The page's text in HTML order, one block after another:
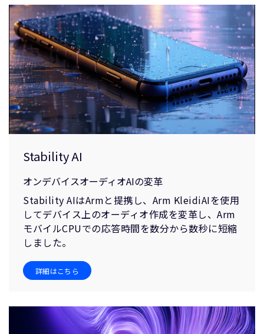
Stability AI
オンデバイスオーディオAIの変革
Stability AIはArmと提携し、Arm KleidiAIを使用
してデバイス上のオーディオ作成を変革し、Arm
モバイルCPUでの応答時間を数分から数秒に短縮
しました。
詳細はこちら